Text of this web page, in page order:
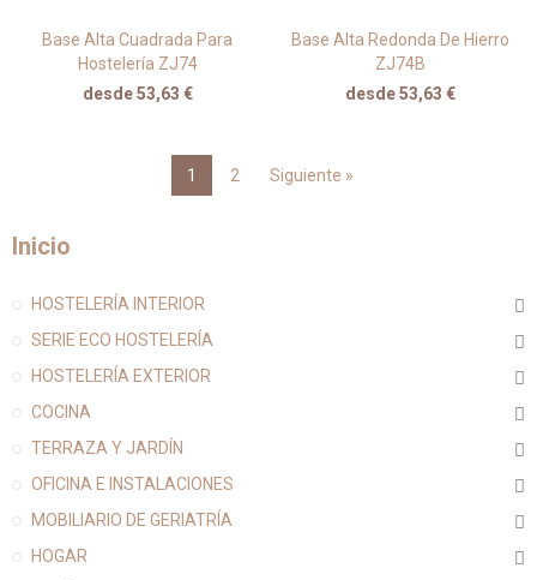
Base Alta Cuadrada Para
Hostelería ZJ74
desde 53,63 €
Base Alta Redonda De Hierro
ZJ74B
desde 53,63 €
1 2 Siguiente »
Inicio
HOSTELERÍA INTERIOR
SERIE ECO HOSTELERÍA
HOSTELERÍA EXTERIOR
COCINA
TERRAZA Y JARDÍN
OFICINA E INSTALACIONES
MOBILIARIO DE GERIATRÍA
HOGAR